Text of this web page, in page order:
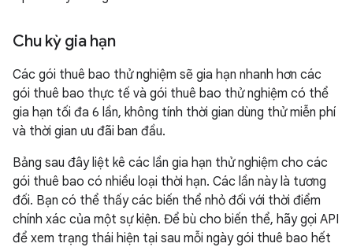
Chu kỳ gia hạn
Các gói thuê bao thử nghiệm sẽ gia hạn nhanh hơn các
gói thuê bao thực tế và gói thuê bao thử nghiệm có thể
gia hạn tối đa 6 lần, không tính thời gian dùng thử miễn phí
và thời gian ưu đãi ban đầu.
Bảng sau đây liệt kê các lần gia hạn thử nghiệm cho các
gói thuê bao có nhiều loại thời hạn. Các lần này là tương
đối. Bạn có thể thấy các biến thể nhỏ đối với thời điểm
chính xác của một sự kiện. Để bù cho biến thể, hãy gọi API
để xem trạng thái hiện tại sau mỗi ngày gói thuê bao hết